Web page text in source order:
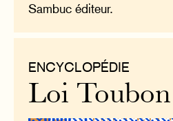
Sambuc éditeur.
ENCYCLOPÉDIE
Loi Toubon